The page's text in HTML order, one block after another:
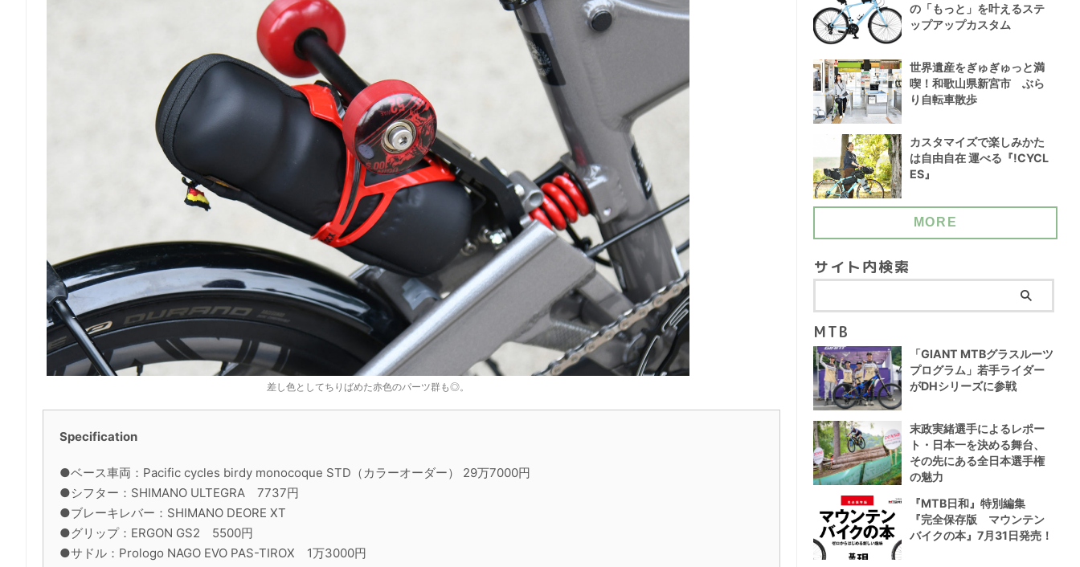
差し色としてちりばめた赤色のパーツ群も◎。
Specification
●ベース車両：Pacific cycles birdy monocoque STD（カラーオーダー） 29万7000円
●シフター：SHIMANO ULTEGRA 7737円
●ブレーキレバー：SHIMANO DEORE XT
●グリップ：ERGON GS2 5500円
●サドル：Prologo NAGO EVO PAS-TIROX 1万3000円
の「もっと」を叶えるステ
ップアップカスタム
世界遺産をぎゅぎゅっと満
喫！和歌山県新宮市 ぶら
り自転車散歩
カスタマイズで楽しみかた
は自由自在 運べる『!CYCL
ES』
MORE
サイト内検索
MTB
「GIANT MTBグラスルーツ
プログラム」若手ライダー
がDHシリーズに参戦
末政実緒選手によるレポー
ト・日本一を決める舞台、
その先にある全日本選手権
の魅力
『MTB日和』特別編集
『完全保存版 マウンテン
バイクの本』7月31日発売！